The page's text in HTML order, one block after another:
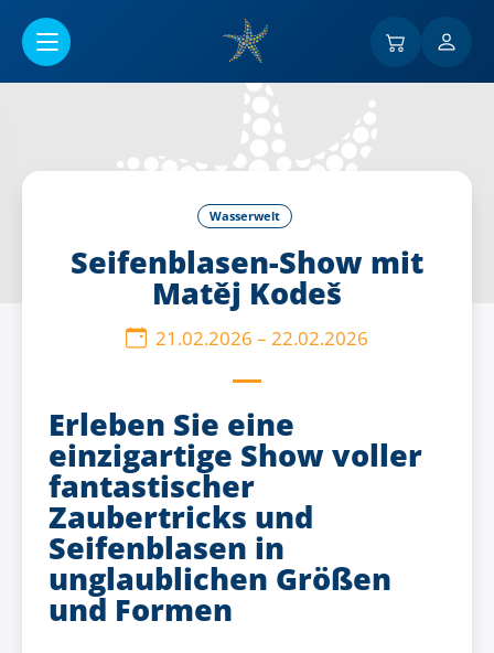
Wasserwelt
Seifenblasen-Show mit
Matěj Kodeš
21.02.2026 – 22.02.2026
Erleben Sie eine
einzigartige Show voller
fantastischer
Zaubertricks und
Seifenblasen in
unglaublichen Größen
und Formen